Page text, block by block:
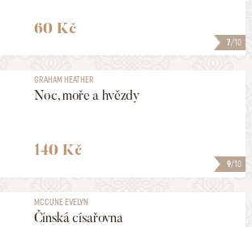
7/10
60 Kč
9/10
GRAHAM HEATHER
Noc, moře a hvězdy
140 Kč
MCCUNE EVELYN
Čínská císařovna